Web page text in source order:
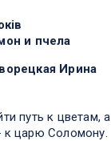
и пчела
Ирина
путь к цветам, а
царю Соломону.